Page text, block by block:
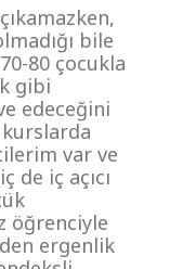
bile
80 çocukla
gibi
edeceğini
var ve
de iç açıcı
öğrenciyle
ergenlik